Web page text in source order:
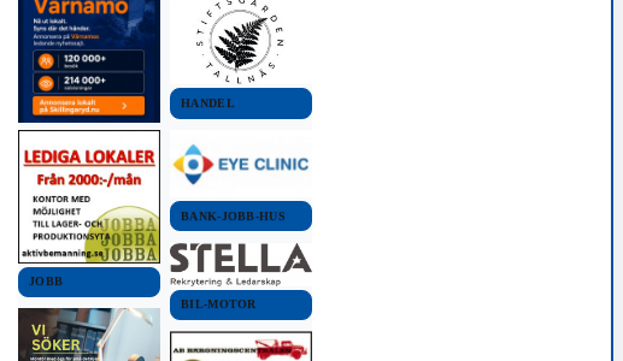
JOBB
HANDEL
BANK-JOBB-HUS
BIL-MOTOR